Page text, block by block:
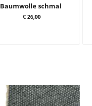
Baumwolle schmal
€ 26,00